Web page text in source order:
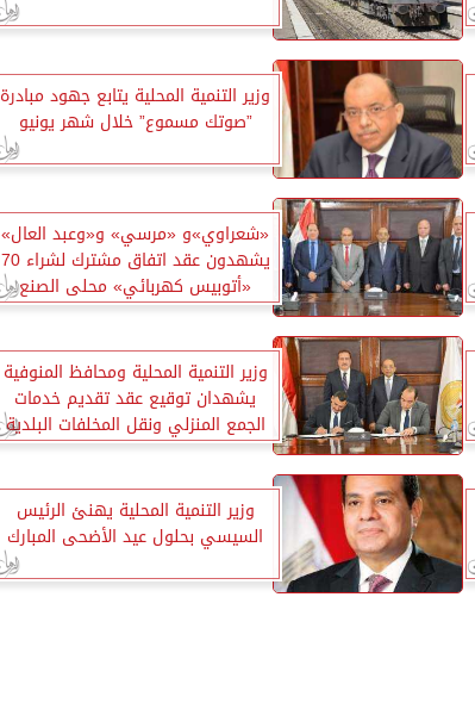
وزير التنمية المحلية يتابع جهود مبادرة
”صوتك مسموع” خلال شهر يونيو
«شعراوي»و «مرسي» و«وعبد العال»
يشهدون عقد اتفاق مشترك لشراء 70
«أتوبيس كهربائي» محلى الصنع
وزير التنمية المحلية ومحافظ المنوفية
يشهدان توقيع عقد تقديم خدمات
الجمع المنزلي ونقل المخلفات البلدية
الصلبة
وزير التنمية المحلية يهنئ الرئيس
السيسي بحلول عيد الأضحى المبارك